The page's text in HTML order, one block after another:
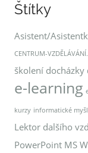
Štítky
Asistent/
CENTRUM-
školení docházky
e-learning
kurzy informatické
Lektor dalšího
PowerPoint MS